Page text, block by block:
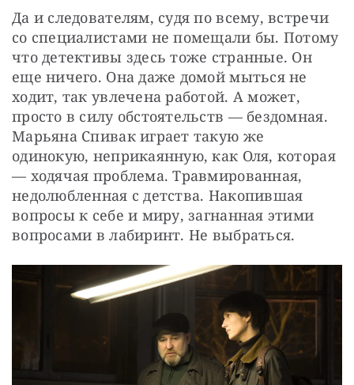
Да и следователям, судя по всему, встречи
со специалистами не помещали бы. Потому
что детективы здесь тоже странные. Он
еще ничего. Она даже домой мыться не
ходит, так увлечена работой. А может,
просто в силу обстоятельств — бездомная.
Марьяна Спивак играет такую же
одинокую, неприкаянную, как Оля, которая
— ходячая проблема. Травмированная,
недолюбленная с детства. Накопившая
вопросы к себе и миру, загнанная этими
вопросами в лабиринт. Не выбраться.